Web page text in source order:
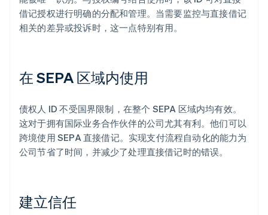
借记授权进行明确的分配和管理。当需要监控与直接借记
相关的差异或投诉时，这一点特别有用。
在 SEPA 区域内使用
债权人 ID 不受国界限制，在整个 SEPA 区域内均有效。
这对于拥有国际业务合作伙伴的公司尤其有利。他们可以
跨境使用 SEPA 直接借记。实现支付流程自动化的能力为
公司节省了时间，并减少了处理直接借记时的错误。
建立信任